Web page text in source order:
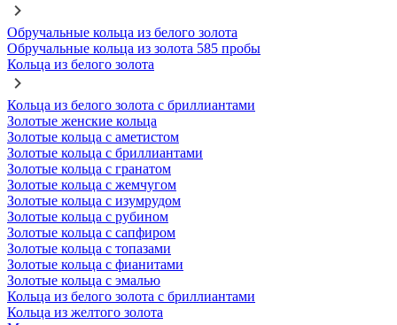
Обручальные кольца из белого золота
Обручальные кольца из золота 585 пробы
Кольца из белого золота
Кольца из белого золота с бриллиантами
Золотые женские кольца
Золотые кольца с аметистом
Золотые кольца с бриллиантами
Золотые кольца с гранатом
Золотые кольца с жемчугом
Золотые кольца с изумрудом
Золотые кольца с рубином
Золотые кольца с сапфиром
Золотые кольца с топазами
Золотые кольца с фианитами
Золотые кольца с эмалью
Кольца из белого золота с бриллиантами
Кольца из желтого золота